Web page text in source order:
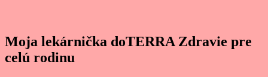
Moja lekárnička doTERRA Zdravie pre
celú rodinu